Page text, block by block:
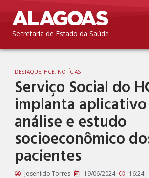
Secretaria de Estado da Saúde
DESTAQUE, HGE, NOTÍCIAS
Serviço Social do
implanta
análise e estudo
socioeconômico
pacientes
Josenildo Torres 19/06/2024 16:24